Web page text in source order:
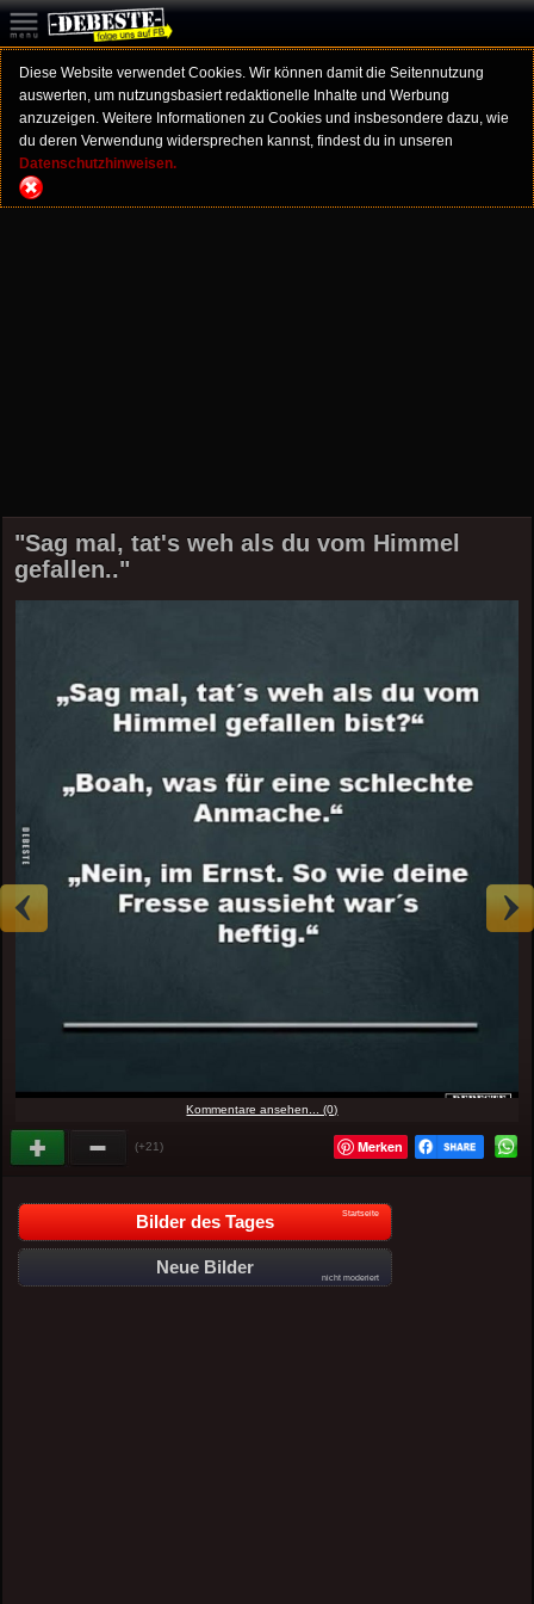
Diese Website verwendet Cookies. Wir können damit die Seitennutzung
auswerten, um nutzungsbasiert redaktionelle Inhalte und Werbung
anzuzeigen. Weitere Informationen zu Cookies und insbesondere dazu, wie
du deren Verwendung widersprechen kannst, findest du in unseren
Datenschutzhinweisen.
"Sag mal, tat's weh als du vom Himmel
gefallen.."
Kommentare ansehen... (0)
(+21) Merken
Bilder des Tages Startseite
Neue Bilder
nicht moderiert